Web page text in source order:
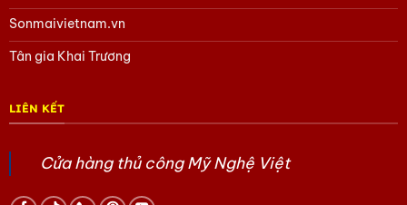
Hoặc trang Facebook của chúng tôitại đây.
Sonmaivietnam.vn
Tân gia Khai Trương
LIÊN KẾT
Cửa hàng thủ công Mỹ Nghệ Việt